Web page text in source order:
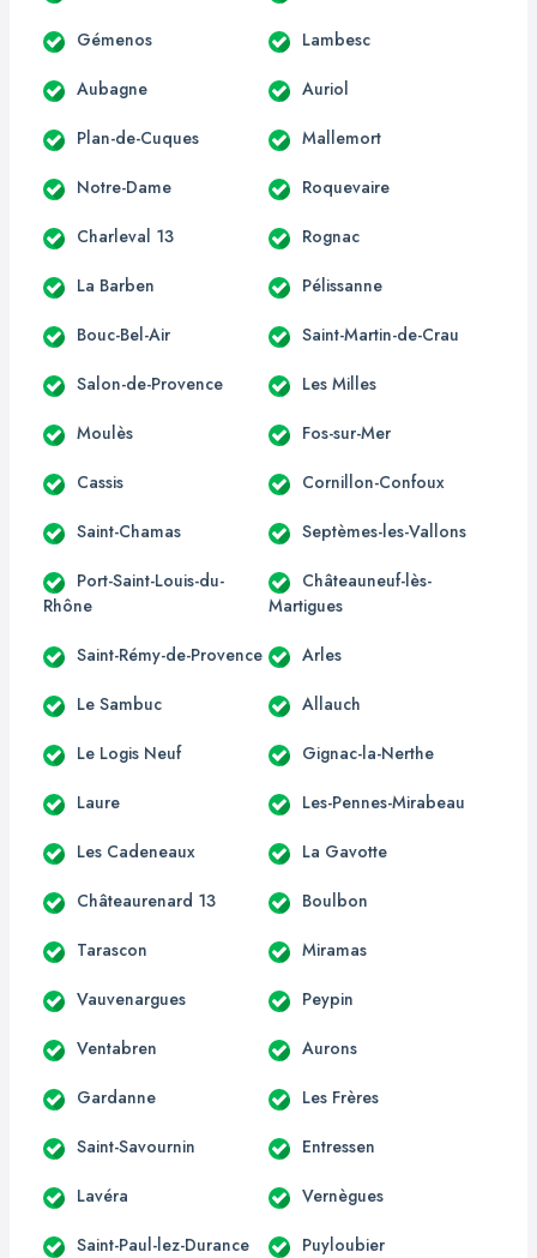
Gémenos Lambesc
Aubagne Auriol
Plan-de-Cuques Mallemort
Notre-Dame Roquevaire
Charleval 13 Rognac
La Barben Pélissanne
Bouc-Bel-Air Saint-Martin-de-Crau
Salon-de-Provence Les Milles
Moulès Fos-sur-Mer
Cassis Cornillon-Confoux
Saint-Chamas Septèmes-les-Vallons
Port-Saint-Louis-du-
Rhône
Châteauneuf-lès-
Martigues
Saint-Rémy-de-Provence Arles
Le Sambuc Allauch
Le Logis Neuf Gignac-la-Nerthe
Laure Les-Pennes-Mirabeau
Les Cadeneaux La Gavotte
Châteaurenard 13 Boulbon
Tarascon Miramas
Vauvenargues Peypin
Ventabren Aurons
Gardanne Les Frères
Saint-Savournin Entressen
Lavéra Vernègues
Saint-Paul-lez-Durance Puyloubier